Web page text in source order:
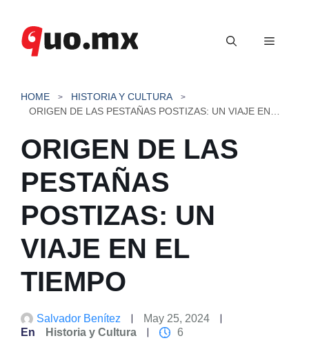
contenido
Menú
HOME
HISTORIA Y CULTURA
ORIGEN DE LAS
PESTAÑAS
POSTIZAS: UN
VIAJE EN EL
TIEMPO
Salvador Benítez
May 25, 2024
En
Historia y Cultura 6